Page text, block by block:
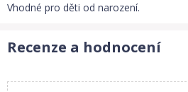
Vhodné pro děti od narození.
Recenze a hodnocení